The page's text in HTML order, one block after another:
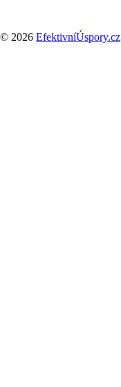
© 2026 EfektivníÚspory.cz